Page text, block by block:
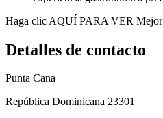
Haga clic AQUÍ PARA VER Mejor
Detalles de contacto
Punta Cana
República Dominicana 23301